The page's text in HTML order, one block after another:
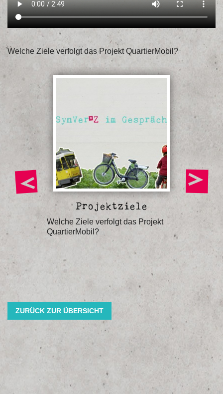
Welche Ziele verfolgt das Projekt QuartierMobil?
Projektziele
Welche Ziele verfolgt das Projekt
QuartierMobil?
Stadt
ZURÜCK ZUR ÜBERSICHT